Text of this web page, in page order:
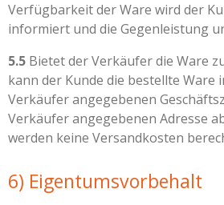
Verfügbarkeit der Ware wird der
informiert und die Gegenleistung
5.5 Bietet der Verkäufer die Ware
kann der Kunde die bestellte Ware
Verkäufer angegebenen
Verkäufer angegebenen Adresse
werden keine Versandkosten
6) Eigentumsvorbehalt